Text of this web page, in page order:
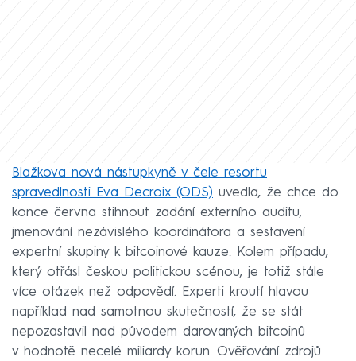
Blažkova nová nástupkyně v čele resortu
spravedlnosti Eva Decroix (ODS) uvedla, že chce do
konce června stihnout zadání externího auditu,
jmenování nezávislého koordinátora a sestavení
expertní skupiny k bitcoinové kauze. Kolem případu,
který otřásl českou politickou scénou, je totiž stále
více otázek než odpovědí. Experti kroutí hlavou
například nad samotnou skutečností, že se stát
nepozastavil nad původem darovaných bitcoinů
v hodnotě necelé miliardy korun. Ověřování zdrojů